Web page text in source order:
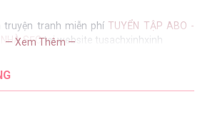
truyện tranh miễn phíTUYỂN TẬP ABO -
SẸCtại website tusachxinhxinh
— Xem Thêm —